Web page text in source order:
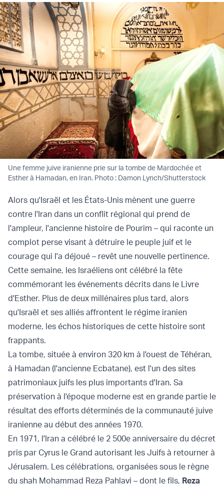
Une femme juive iranienne prie sur la tombe de Mardochée et
Esther à Hamadan, en Iran. Photo : Damon Lynch/Shutterstock
Alors qu'Israël et les États-Unis mènent une guerre
contre l'Iran dans un conflit régional qui prend de
l'ampleur, l'ancienne histoire de Pourim – qui raconte un
complot perse visant à détruire le peuple juif et le
courage qui l'a déjoué – revêt une nouvelle pertinence.
Cette semaine, les Israéliens ont célébré la fête
commémorant les événements décrits dans le Livre
d'Esther. Plus de deux millénaires plus tard, alors
qu'Israël et ses alliés affrontent le régime iranien
moderne, les échos historiques de cette histoire sont
frappants.
La tombe, située à environ 320 km à l'ouest de Téhéran,
à Hamadan (l'ancienne Ecbatane), est l'un des sites
patrimoniaux juifs les plus importants d'Iran. Sa
préservation à l'époque moderne est en grande partie le
résultat des efforts déterminés de la communauté juive
iranienne au début des années 1970.
En 1971, l'Iran a célébré le 2 500e anniversaire du décret
pris par Cyrus le Grand autorisant les Juifs à retourner à
Jérusalem. Les célébrations, organisées sous le règne
du shah Mohammad Reza Pahlavi – dont le fils, Reza